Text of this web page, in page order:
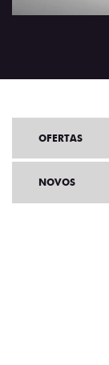
OFERTAS
NOVOS